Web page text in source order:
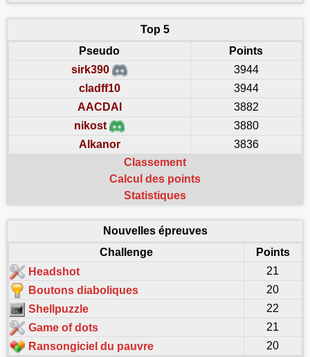
Top 5
Pseudo
Points
sirk390
3944
cladff10
3944
AACDAI
3882
nikost
3880
Alkanor
3836
Classement
Calcul des points
Statistiques
Nouvelles épreuves
Challenge
Points
Headshot
21
Boutons diaboliques
20
Shellpuzzle
22
Game of dots
21
Ransongiciel du pauvre
20